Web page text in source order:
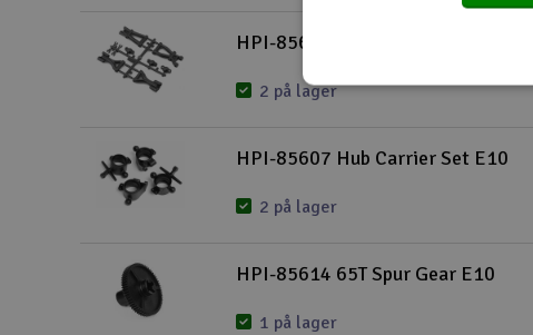
HPI-85606 Suspension Arm Set E10
2 på lager
HPI-85607 Hub Carrier Set E10
2 på lager
HPI-85614 65T Spur Gear E10
1 på lager